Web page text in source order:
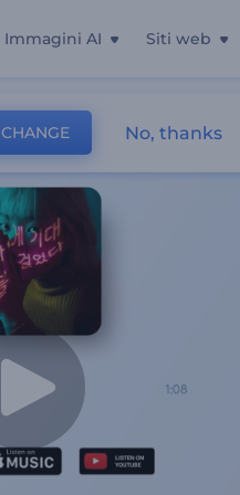
Immagini AI Siti web
CHANGE No, thanks